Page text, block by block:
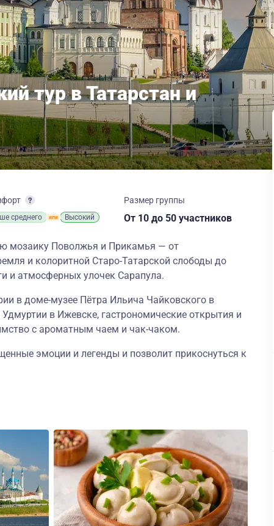
тур в Татарстан и
среднего Высокий
Размер группы
От 10 до 50 участников
мозаику Поволжья и Прикамья — от
и колоритной Старо-Татарской слободы до
и атмосферных улочек Сарапула.
в доме-музее Пётра Ильича Чайковского в
в Ижевске, гастрономические открытия и
с ароматным чаем и чак-чаком.
эмоции и легенды и позволит прикоснуться к